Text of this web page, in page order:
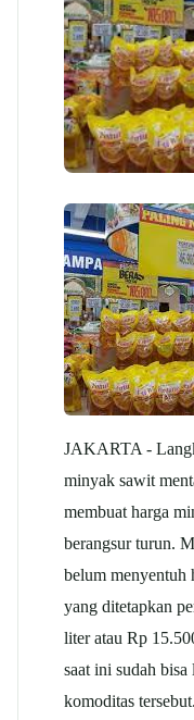
JAKARTA -
minyak sawit
membuat harga
berangsur turun.
belum menyentuh
yang ditetapkan
liter atau Rp
saat ini sudah
komoditas